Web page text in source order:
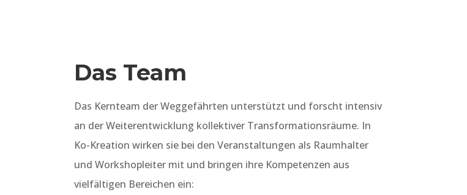
Das Team
Das Kernteam der Weggefährten unterstützt und forscht intensiv
an der Weiterentwicklung kollektiver Transformationsräume. In
Ko-Kreation wirken sie bei den Veranstaltungen als Raumhalter
und Workshopleiter mit und bringen ihre Kompetenzen aus
vielfältigen Bereichen ein: